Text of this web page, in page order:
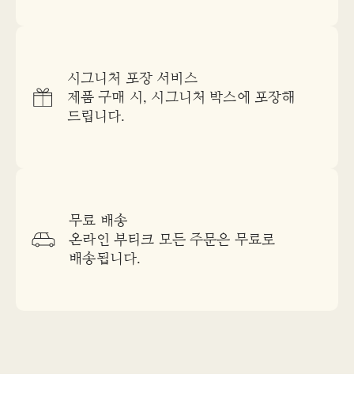
시그니처 포장 서비스
제품 구매 시, 시그니처 박스에 포장해
드립니다.
무료 배송
온라인 부티크 모든 주문은 무료로
배송됩니다.